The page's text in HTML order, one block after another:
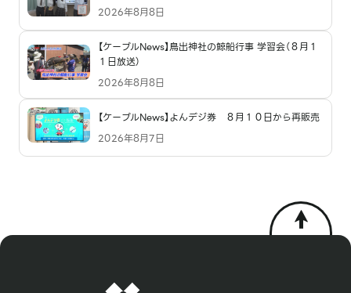
2026年8月8日
【ケーブルNews】鳥出神社の鯨船行事 学習会（８月１
１日放送）
2026年8月8日
【ケーブルNews】よんデジ券 ８月１０日から再販売
2026年8月7日